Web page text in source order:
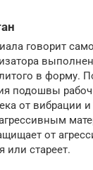
говорит
в форму.
подошвы
от вибрации и
от
или стареет.